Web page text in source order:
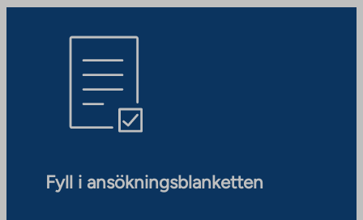
Fyll i ansökningsblanketten